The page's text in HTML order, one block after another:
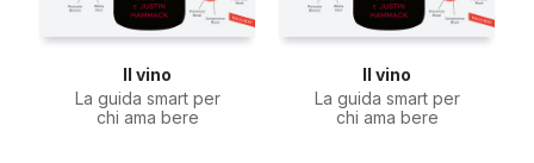
Il vino
La guida smart per
chi ama bere
Il vino
La guida smart per
chi ama bere